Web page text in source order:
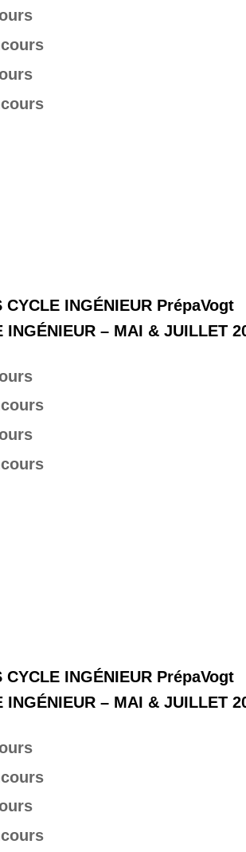
CYCLE INGÉNIEUR PrépaVogt
INGÉNIEUR – MAI & JUILLET
CYCLE INGÉNIEUR PrépaVogt
INGÉNIEUR – MAI & JUILLET